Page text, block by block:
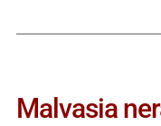
Malvasia